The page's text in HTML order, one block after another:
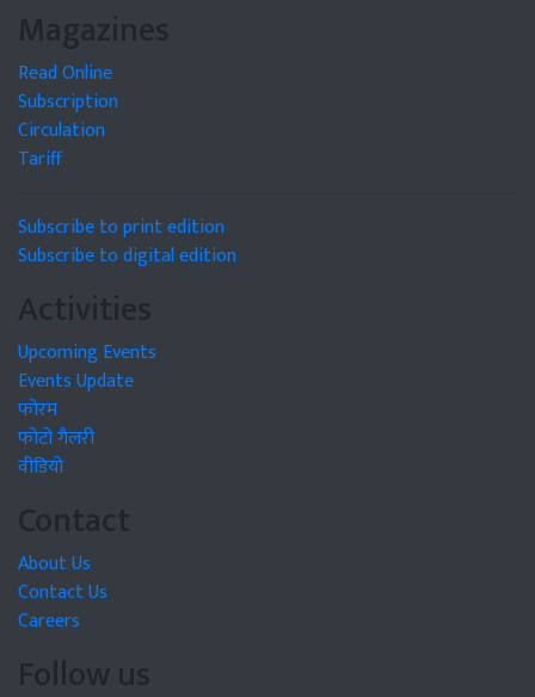
Magazines
Read Online
Subscription
Circulation
Tariff
Subscribe to print edition
Subscribe to digital edition
Activities
Upcoming Events
Events Update
फोरम
फोटो गैलरी
वीडियो
Contact
About Us
Contact Us
Careers
Follow us